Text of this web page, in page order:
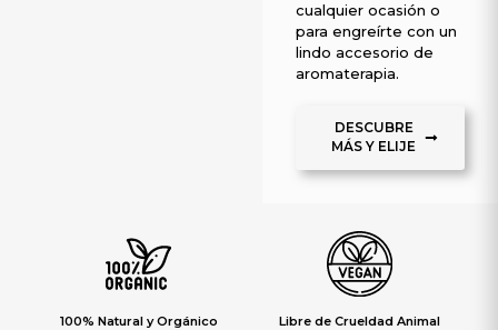
cualquier ocasión o
para engreírte con un
lindo accesorio de
aromaterapia.
DESCUBRE
MÁS Y ELIJE
100% Natural y Orgánico Libre de Crueldad Animal